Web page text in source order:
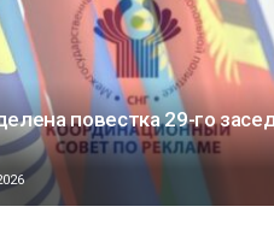
повестка 29-го